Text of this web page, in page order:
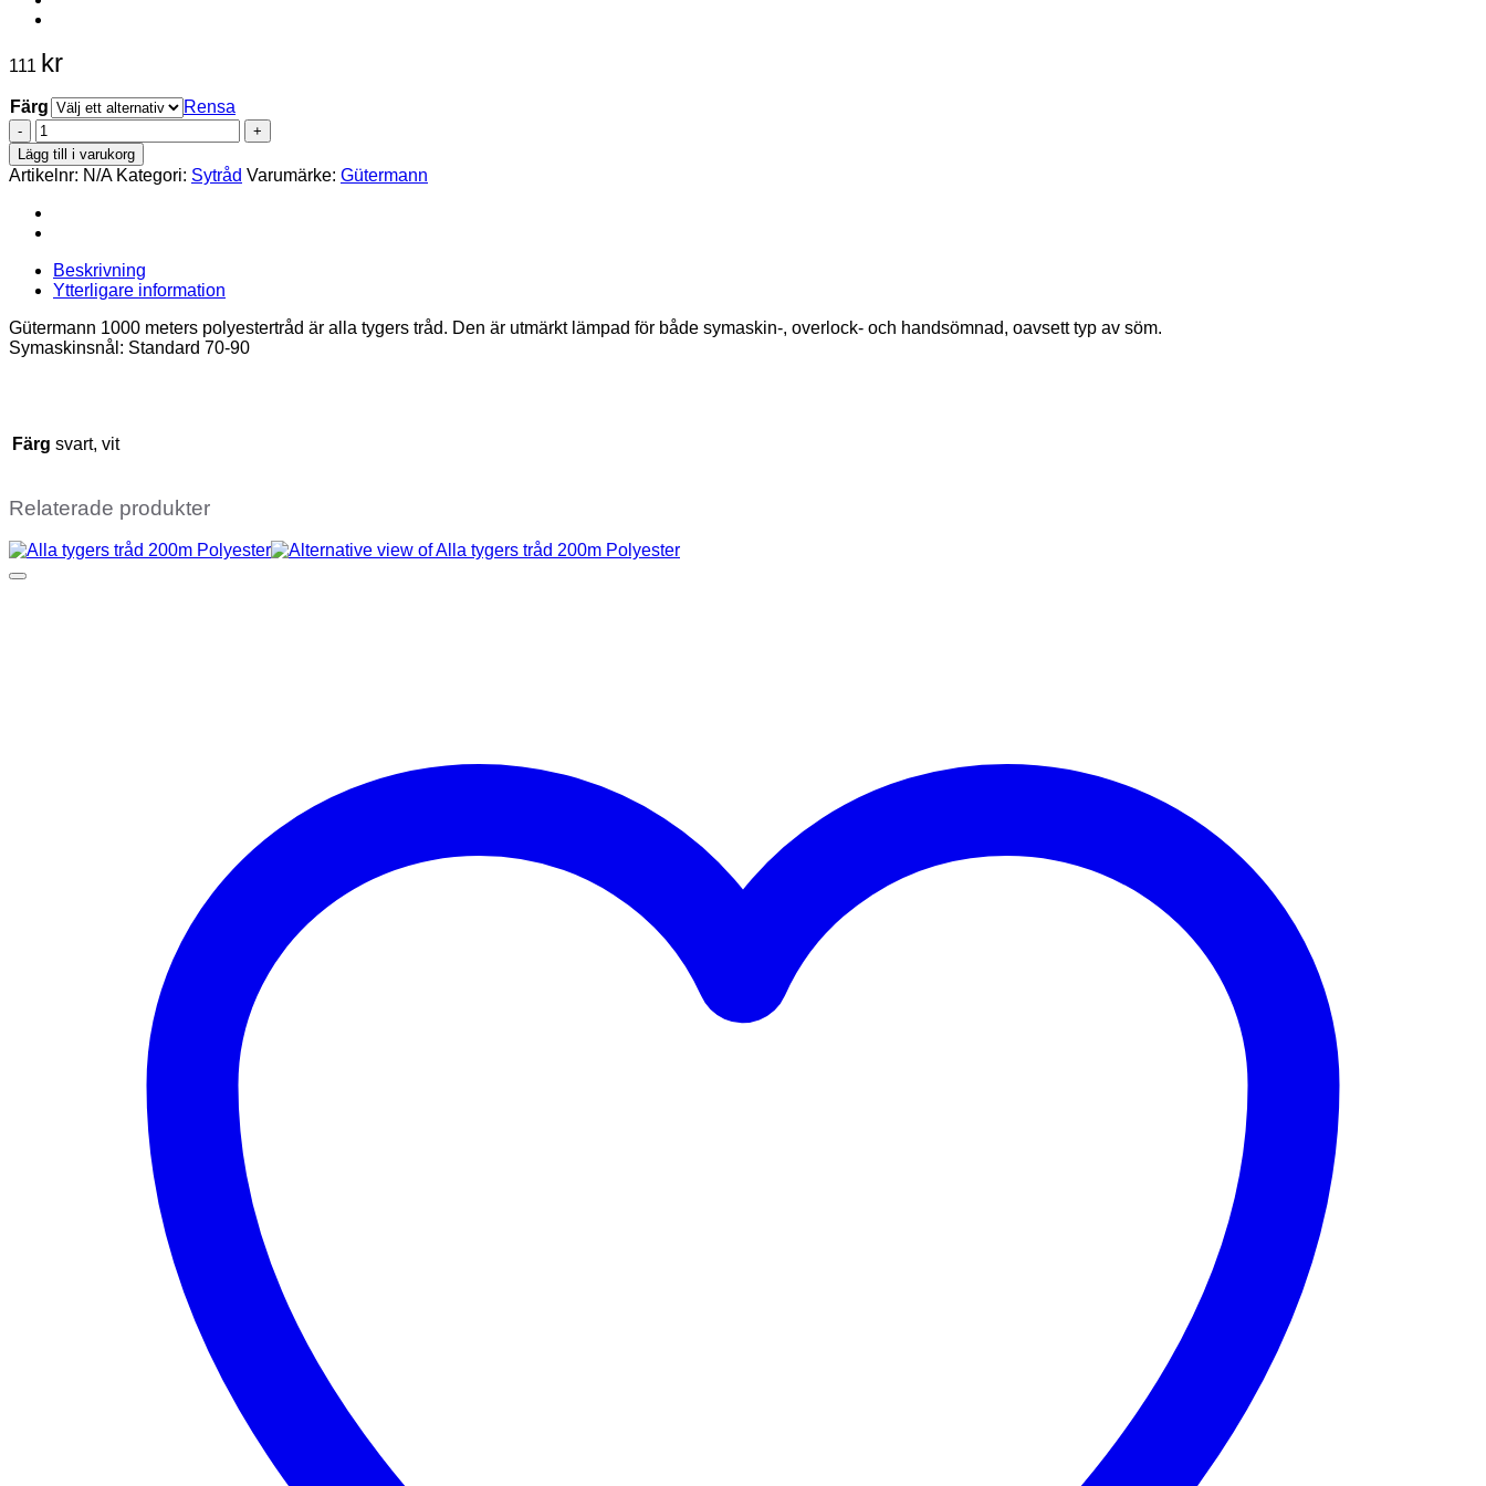
111 kr
Färg
Rensa
Alla
tygers
tråd
1000m
Polyester
mängd
Lägg till i varukorg
Artikelnr: N/A Kategori: Sytråd Varumärke: Gütermann
Beskrivning
Ytterligare information
Gütermann 1000 meters polyestertråd är alla tygers tråd. Den är utmärkt lämpad för både symaskin-, overlock- och handsömnad, oavsett typ av söm.
Symaskinsnål: Standard 70-90
Färg svart, vit
Relaterade produkter